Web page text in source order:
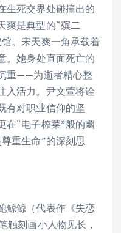
生死交界处碰撞出的
爽是典型的“殡二
。宋天爽一角承载着
。她身处直面死亡的
重——为逝者精心整
入活力。尹文萱将诠
有对职业信仰的坚
在“电子榨菜”般的幽
重生命”的深刻思
鲸鲸（代表作《失恋
触刻画小人物见长，